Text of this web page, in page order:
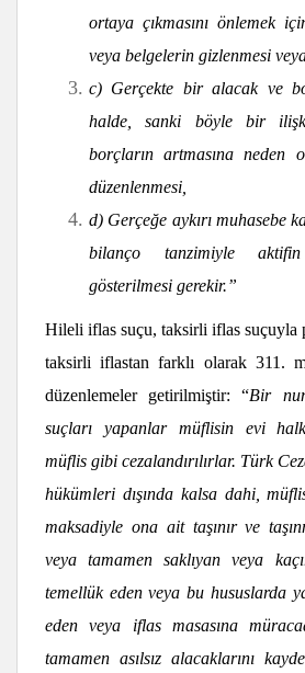
ortaya çıkmasını önlemek
veya belgelerin gizlenmesi
c) Gerçekte bir alacak ve
halde, sanki böyle bir
borçların artmasına neden
düzenlenmesi,
d) Gerçeğe aykırı muhasebe
bilanço tanzimiyle
gösterilmesi gerekir.”
Hileli iflas suçu, taksirli iflas suçuyla
taksirli iflastan farklı olarak 311.
düzenlemeler getirilmiştir: “Bir
suçları yapanlar müflisin evi
müflis gibi cezalandırılırlar. Türk
hükümleri dışında kalsa dahi,
maksadiyle ona ait taşınır ve
veya tamamen saklıyan veya
temellük eden veya bu hususlarda
eden veya iflas masasına
tamamen asılsız alacaklarını